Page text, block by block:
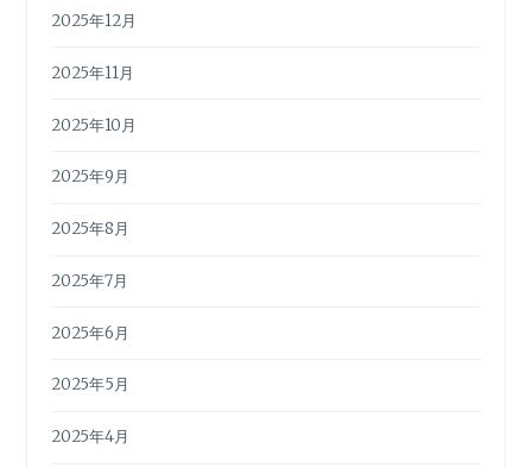
2025年12月
2025年11月
2025年10月
2025年9月
2025年8月
2025年7月
2025年6月
2025年5月
2025年4月